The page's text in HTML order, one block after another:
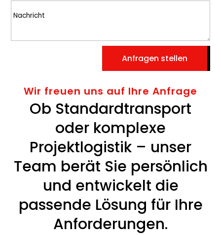
Anfragen stellen
Wir freuen uns auf Ihre Anfrage
Ob Standardtransport
oder komplexe
Projektlogistik – unser
Team berät Sie persönlich
und entwickelt die
passende Lösung für Ihre
Anforderungen.